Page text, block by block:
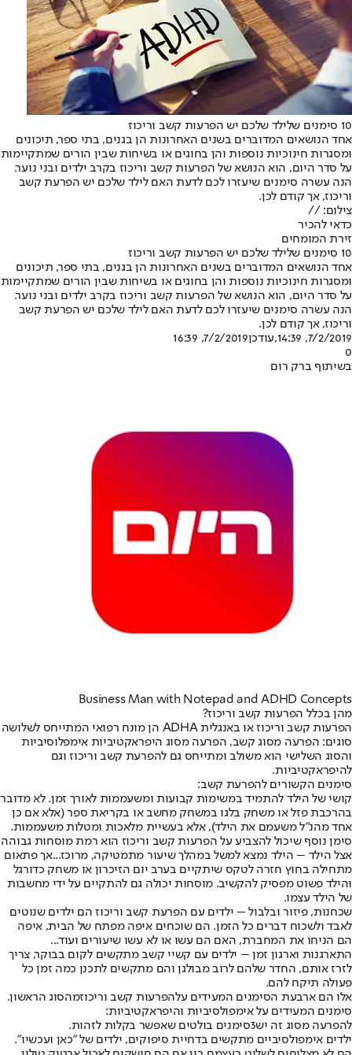
10 סימנים שלילד שלכם יש הפרעות קשב וריכוז
אחד הנושאים המדוברים בשנים האחרונות הן בגנים, בתי ספר, תיכונים
ומסגרות חינוכיות נוספות והן בחוגים או בשיחות שבין הורים שמתקיימות
על סדר היום, הוא הנושא של הפרעות קשב וריכוז בקרב ילדים ובני נוער.
הנה עשרה סימנים שיעזרו לכם לדעת האם לילד שלכם יש הפרעת קשב
וריכוז, אך קודם לכן.
צילום: //
כדאי להכיר
זירת המומחים
10 סימנים שלילד שלכם יש הפרעות קשב וריכוז
אחד הנושאים המדוברים בשנים האחרונות הן בגנים, בתי ספר, תיכונים
ומסגרות חינוכיות נוספות והן בחוגים או בשיחות שבין הורים שמתקיימות
על סדר היום, הוא הנושא של הפרעות קשב וריכוז בקרב ילדים ובני נוער.
הנה עשרה סימנים שיעזרו לכם לדעת האם לילד שלכם יש הפרעת קשב
וריכוז, אך קודם לכן.
7/2/2019, 14:39
,עודכן7/2/2019, 16:39
0
בשיתוף ברק רום
Business Man with Notepad and ADHD Concepts
מהן בכלל הפרעות קשב וריכוז?
הפרעות קשב וריכוז או באנגלית ADHA הן מונח רפואי המתייחס לשלושה
סוגים: הפרעה מסוג קשב, הפרעה מסוג היפראקטיביות אימפלוסיביות
והסוג השלישי הוא משולב ומתייחס גם להפרעת קשב וריכוז וגם
להיפראקטיביות.
סימנים הקשורים להפרעת קשב:
קושי של הילד להתמיד במשימות קבועות ומשעממות לאורך זמן. לא מדובר
בהרכבת פזל או משחק בלגו במשחק מחשב או בקריאת ספר (אלא אם כן
אחד מהנ"ל משעמם את הילד), אלא בעשיית מלאכות ומטלות משעממות.
סימן נוסף שיכול להצביע על הפרעות קשב וריכוז הוא רמת מוסחות גבוהה
אצל הילד – הילד נמצא למשל במהלך שיעור מתמטיקה, מרוכז...אך פתאום
מתחילה בחוץ חזרה לטקס שיתקיים בערב יום הזיכרון או משחק כדורגל
והילד פשוט מפסיק להקשיב. מוסחות יכולה גם להתקיים על ידי מחשבות
של הילד עצמו.
שכחנות, פיזור ובלבול – ילדים עם הפרעת קשב וריכוז הם ילדים שנוטים
לאבד ולשכוח דברים כל הזמן. הם שוכחים איפה מפתח של הבית, איפה
הם הניחו את המחברת, האם הם עשו או לא עשו שיעורים ועוד...
התארגנות וארגון זמן – ילדים עם קשיי קשב מתקשים לקום בבוקר, צריך
לזרז אותם, החדר שלהם לרוב מבולגן והם מתקשים לתכנן כמה זמן כל
פעולה תיקח להם.
אלו הם ארבעת הסימנים המעידים עלהפרעות קשב וריכוזמהסוג הראשון.
סימנים המעידים על אימפולסיביות והיפראקטיביות:
להפרעה מסוג זה יש3סימנים בולטים שאפשר בקלות לזהות.
ילדים אימפולסיביים מתקשים בדחיית סיפוקים, ילדים של "כאן ועכשיו".